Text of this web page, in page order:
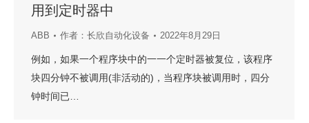
用到定时器中
ABB 作者： 长欣自动化设备 2022年8月29日
例如，如果一个程序块中的一一个定时器被复位，该程序
块四分钟不被调用(非活动的)，当程序块被调用时，四分
钟时间已…